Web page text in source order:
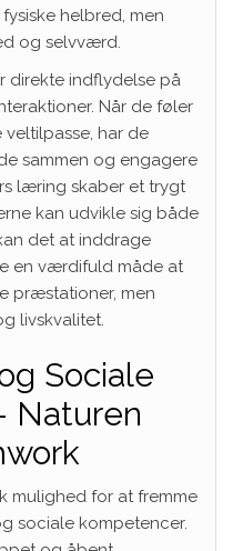
helbred, men
og selvværd.
direkte indflydelse på
Når de føler
veltilpasse, har de
sammen og engagere
læring skaber et trygt
kan udvikle sig både
det at inddrage
en værdifuld måde at
præstationer, men
livskvalitet.
Sociale
Naturen
mulighed for at fremme
sociale kompetencer.